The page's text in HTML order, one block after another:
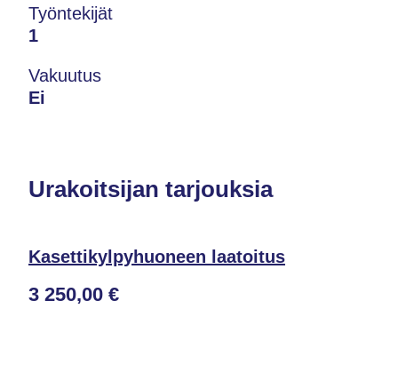
Työntekijät
1
Vakuutus
Ei
Urakoitsijan tarjouksia
Kasettikylpyhuoneen laatoitus
3 250,00 €